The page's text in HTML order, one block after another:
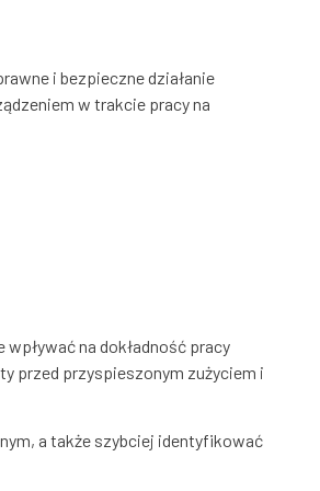
i bezpieczne działanie
w trakcie pracy na
na dokładność pracy
przed przyspieszonym zużyciem i
a także szybciej identyfikować